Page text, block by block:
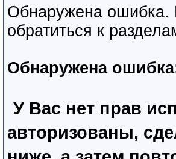
Обнаружена ошибка.
обратиться к
Обнаружена
У Вас нет прав
авторизованы,